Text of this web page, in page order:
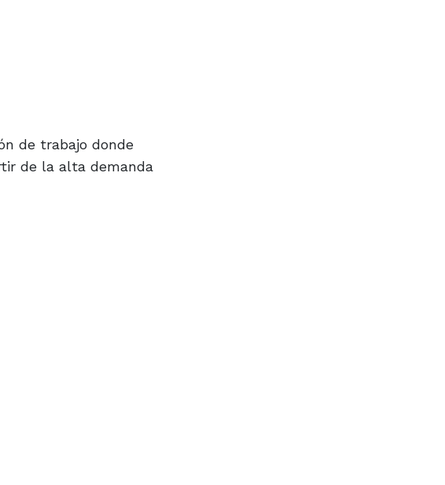
de trabajo donde
de la alta demanda